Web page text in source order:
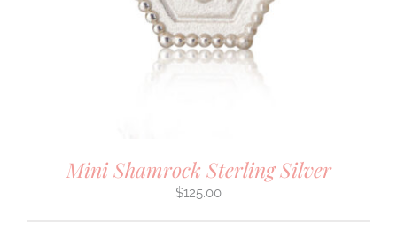
Mini Shamrock Sterling Silver
$125.00